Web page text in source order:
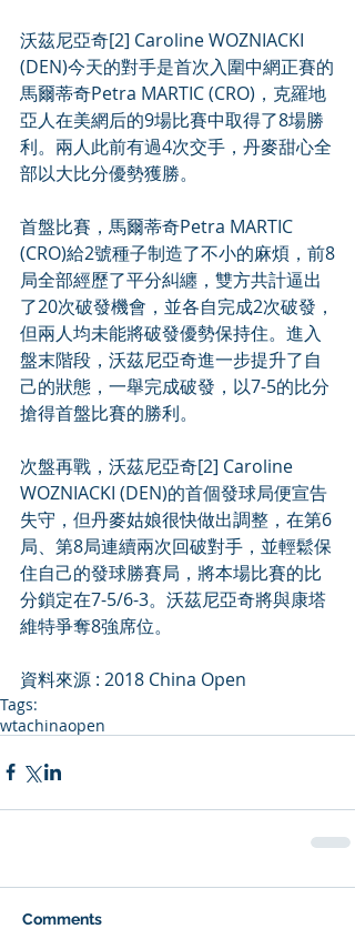
沃茲尼亞奇[2] Caroline WOZNIACKI
(DEN)今天的對手是首次入圍中網正賽的
馬爾蒂奇Petra MARTIC (CRO)，克羅地
亞人在美網后的9場比賽中取得了8場勝
利。兩人此前有過4次交手，丹麥甜心全
部以大比分優勢獲勝。
首盤比賽，馬爾蒂奇Petra MARTIC
(CRO)給2號種子制造了不小的麻煩，前8
局全部經歷了平分糾纏，雙方共計逼出
了20次破發機會，並各自完成2次破發，
但兩人均未能將破發優勢保持住。進入
盤末階段，沃茲尼亞奇進一步提升了自
己的狀態，一舉完成破發，以7-5的比分
搶得首盤比賽的勝利。
次盤再戰，沃茲尼亞奇[2] Caroline
WOZNIACKI (DEN)的首個發球局便宣告
失守，但丹麥姑娘很快做出調整，在第6
局、第8局連續兩次回破對手，並輕鬆保
住自己的發球勝賽局，將本場比賽的比
分鎖定在7-5/6-3。沃茲尼亞奇將與康塔
維特爭奪8強席位。
資料來源 : 2018 China Open
Tags:
wtachinaopen
Comments